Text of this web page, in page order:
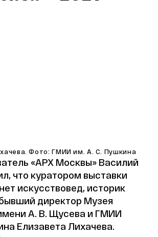
Фото: ГМИИ им. А. С. Пушкина
«АРХ Москвы» Василий
что куратором выставки
искусствовед, историк
директор Музея
А. В. Щусева и ГМИИ
Елизавета Лихачева.